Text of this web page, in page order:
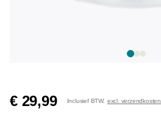
€ 29,99 Inclusief BTW. excl. verzendkosten